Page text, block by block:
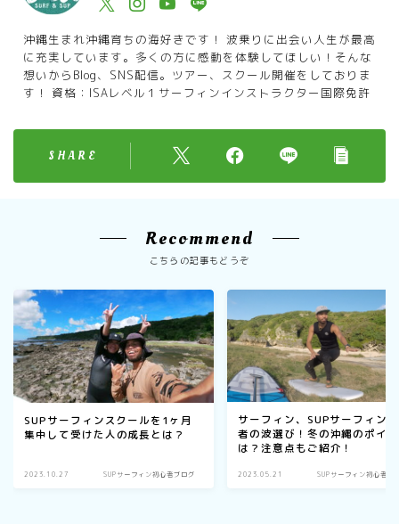
沖縄生まれ沖縄育ちの海好きです！ 波乗りに出会い人生が最高
に充実しています。多くの方に感動を体験してほしい！そんな
想いからBlog、SNS配信。ツアー、スクール開催をしておりま
す！ 資格：ISAレベル１サーフィンインストラクター国際免許
SHARE
Recommend
こちらの記事もどうぞ
SUPサーフィンスクールを1ヶ月
集中して受けた人の成長とは？
2023.10.27 SUPサーフィン初心者ブログ
サーフィン、SUPサーフィン
者の波選び！冬の沖縄のポイ
は？注意点もご紹介！
2023.05.21 SUPサーフィン初心者ブ